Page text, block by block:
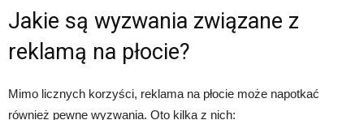
Jakie są wyzwania związane z
reklamą na płocie?
Mimo licznych korzyści, reklama na płocie może napotkać
również pewne wyzwania. Oto kilka z nich: